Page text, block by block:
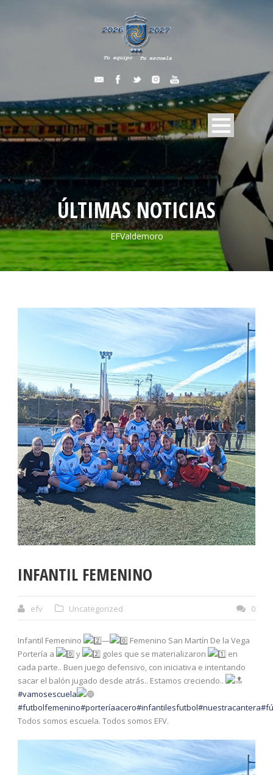
ÚLTIMAS NOTICIAS
EFValdemoro
INFANTIL FEMENINO
efv Uncategorized 0
Infantil Femenino —
Femenino San Martín De la Vega
Portería a
y goles que se materializaron
en
cada parte.. Buen juego defensivo, con iniciativa e intentando
sacar el balón jugado desde atrás.. Estamos creciendo..
#vamosescuela
#futbolfemenino#porteríaacero#infantilesfutbol#nuestracantera
Todos somos escuela. Todos somos EFV.